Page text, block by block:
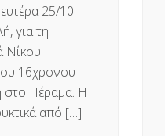
25/10
για τη
Νίκου
16χρονου
στο Πέραμα. Η
από […]